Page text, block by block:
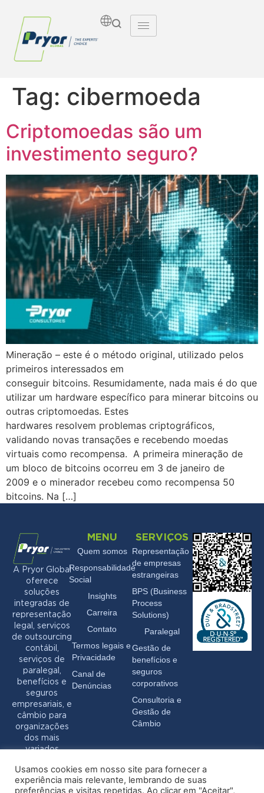
Tag: cibermoeda
Criptomoedas são um
investimento seguro?
Mineração – este é o método original, utilizado pelos
primeiros interessados em
conseguir bitcoins. Resumidamente, nada mais é do que
utilizar um hardware específico para minerar bitcoins ou
outras criptomoedas. Estes
hardwares resolvem problemas criptográficos,
validando novas transações e recebendo moedas
virtuais como recompensa. A primeira mineração de
um bloco de bitcoins ocorreu em 3 de janeiro de
2009 e o minerador recebeu como recompensa 50
bitcoins. Na […]
A Pryor Global
oferece
soluções
integradas de
representação
legal, serviços
de outsourcing
contábil,
serviços de
paralegal,
benefícios e
seguros
empresariais, e
câmbio para
organizações
dos mais
variados
MENU
Quem somos
Responsabilidade
Social
Insights
Carreira
Contato
Termos legais e
Privacidade
Canal de
Denúncias
SERVIÇOS
Representação
de empresas
estrangeiras
BPS (Business
Process
Solutions)
Paralegal
Gestão de
benefícios e
seguros
corporativos
Consultoria e
Gestão de
Câmbio
Usamos cookies em nosso site para fornecer a
experiência mais relevante, lembrando de suas
preferências e visitas repetidas. Ao clicar em "Aceitar",